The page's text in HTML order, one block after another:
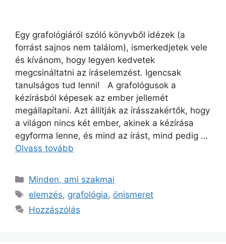
Egy grafológiáról szóló könyvből idézek (a
forrást sajnos nem találom), ismerkedjetek vele
és kívánom, hogy legyen kedvetek
megcsináltatni az íráselemzést. Igencsak
tanulságos tud lenni! A grafológusok a
kézírásból képesek az ember jellemét
megállapítani. Azt állítják az írásszakértők, hogy
a világon nincs két ember, akinek a kézírása
egyforma lenne, és mind az írást, mind pedig …
Olvass tovább
Minden, ami szakmai
elemzés, grafológia, önismeret
Hozzászólás